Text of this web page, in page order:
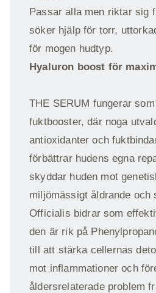
Passar alla men riktar sig
söker hjälp för torr,
för mogen hudtyp.
Hyaluron boost för
THE SERUM fungerar
fuktbooster, där noga
antioxidanter och
förbättrar hudens egna
skyddar huden mot
miljömässigt åldrande och
Officialis bidrar som
den är rik på
till att stärka cellernas
mot inflammationer och
åldersrelaterade problem